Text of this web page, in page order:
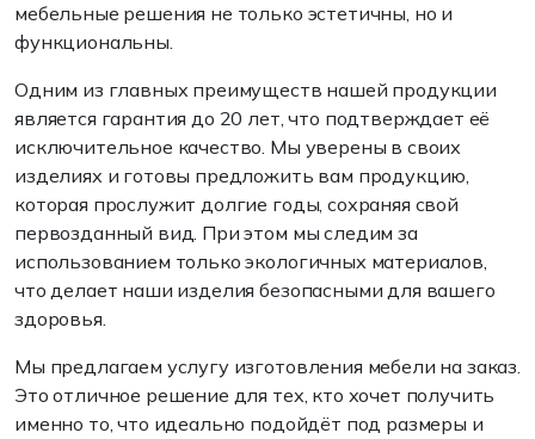
мебельные решения не только эстетичны, но и
функциональны.
Одним из главных преимуществ нашей продукции
является гарантия до 20 лет, что подтверждает её
исключительное качество. Мы уверены в своих
изделиях и готовы предложить вам продукцию,
которая прослужит долгие годы, сохраняя свой
первозданный вид. При этом мы следим за
использованием только экологичных материалов,
что делает наши изделия безопасными для вашего
здоровья.
Мы предлагаем услугу изготовления мебели на заказ.
Это отличное решение для тех, кто хочет получить
именно то, что идеально подойдёт под размеры и